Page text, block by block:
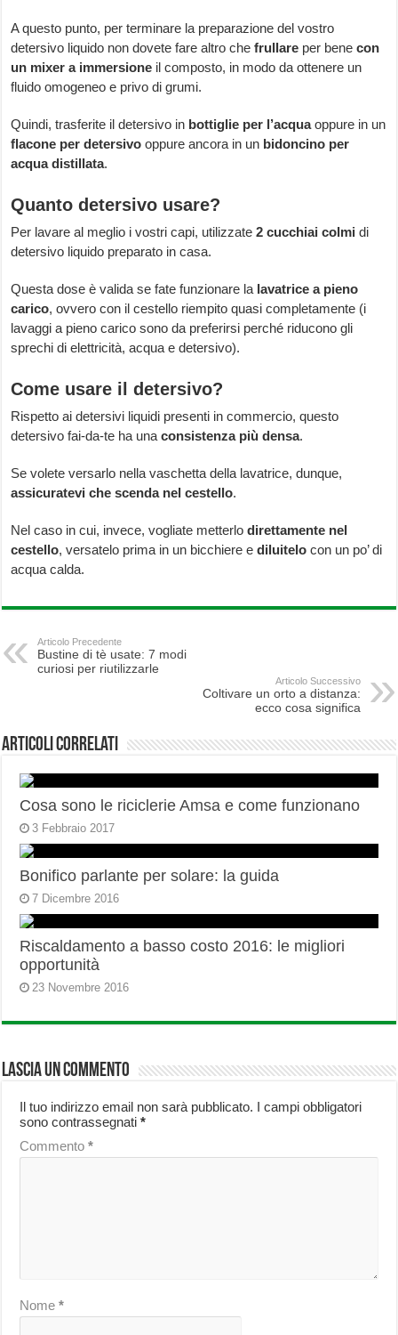
A questo punto, per terminare la preparazione del vostro
detersivo liquido non dovete fare altro chefrullare per benecon
un mixer a immersione il composto, in modo da ottenere un
fluido omogeneo e privo di grumi.
Quindi, trasferite il detersivo in bottiglie per l’acquaoppure in un
flacone per detersivo oppure ancora in un bidoncino per
acqua distillata.
Quanto detersivo usare?
Per lavare al meglio i vostri capi, utilizzate 2 cucchiai colmi di
detersivo liquido preparato in casa.
Questa dose è valida se fate funzionare la lavatrice a pieno
carico, ovvero con il cestello riempito quasi completamente (i
lavaggi a pieno carico sono da preferirsi perché riducono gli
sprechi di elettricità, acqua e detersivo).
Come usare il detersivo?
Rispetto ai detersivi liquidi presenti in commercio, questo
detersivo fai-da-te ha unaconsistenza più densa.
Se volete versarlo nella vaschetta della lavatrice, dunque,
assicuratevi che scenda nel cestello.
Nel caso in cui, invece, vogliate metterlodirettamente nel
cestello, versatelo prima in un bicchiere ediluitelo con un po’ di
acqua calda.
Articolo Precedente
Bustine di tè usate: 7 modi
curiosi per riutilizzarle
Articolo Successivo
Coltivare un orto a distanza:
ecco cosa significa
Articoli correlati
Cosa sono le riciclerie Amsa e come funzionano
3 Febbraio 2017
Bonifico parlante per solare: la guida
7 Dicembre 2016
Riscaldamento a basso costo 2016: le migliori
opportunità
23 Novembre 2016
Lascia un commento
Il tuo indirizzo email non sarà pubblicato. I campi obbligatori
sono contrassegnati*
Commento*
Nome*